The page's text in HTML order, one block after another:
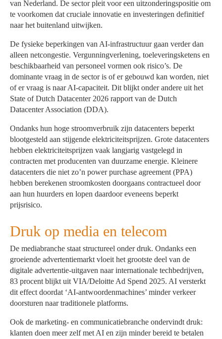
van Nederland. De sector pleit voor een uitzonderingspositie om
te voorkomen dat cruciale innovatie en investeringen definitief
naar het buitenland uitwijken.
De fysieke beperkingen van AI-infrastructuur gaan verder dan
alleen netcongestie. Vergunningverlening, toeleveringsketens en
beschikbaarheid van personeel vormen ook risico’s. De
dominante vraag in de sector is of er gebouwd kan worden, niet
of er vraag is naar AI-capaciteit. Dit blijkt onder andere uit het
State of Dutch Datacenter 2026 rapport van de Dutch
Datacenter Association (DDA).
Ondanks hun hoge stroomverbruik zijn datacenters beperkt
blootgesteld aan stijgende elektriciteitsprijzen. Grote datacenters
hebben elektriciteitsprijzen vaak langjarig vastgelegd in
contracten met producenten van duurzame energie. Kleinere
datacenters die niet zo’n power purchase agreement (PPA)
hebben berekenen stroomkosten doorgaans contractueel door
aan hun huurders en lopen daardoor eveneens beperkt
prijsrisico.
Druk op media en telecom
De mediabranche staat structureel onder druk. Ondanks een
groeiende advertentiemarkt vloeit het grootste deel van de
digitale advertentie-uitgaven naar internationale techbedrijven,
83 procent blijkt uit VIA/Deloitte Ad Spend 2025. AI versterkt
dit effect doordat ‘AI-antwoordenmachines’ minder verkeer
doorsturen naar traditionele platforms.
Ook de marketing- en communicatiebranche ondervindt druk:
klanten doen meer zelf met AI en zijn minder bereid te betalen